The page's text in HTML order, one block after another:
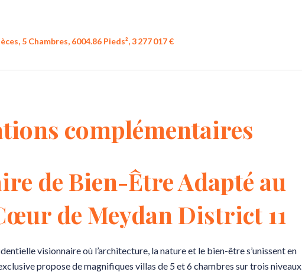
5 Chambres, 6004.86 Pieds², 3 277 017 €
complémentaires
de Bien-Être Adapté au
de Meydan District 11
visionnaire où l’architecture, la nature et le bien-être s’unissent en
propose de magnifiques villas de 5 et 6 chambres sur trois niveaux